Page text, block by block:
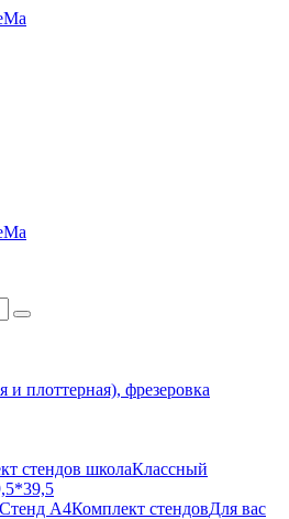
и плоттерная), фрезеровка
стендов школаКлассный
Стенд А4Комплект стендовДля вас